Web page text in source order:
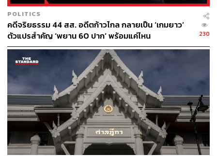
“หวังว่า 100,000 ครอบครัวนำร่องจะรู้วิธีเลี้ยงวัวได้ง่ายๆ
หวังว่าวัวตัวละ 25,000 บาท จะคลอดลูกคลอดหลานถึงเหลน
จนเต็มฟาร์ม หวังว่าราคาขายจะพุ่งสูงกว่าราคาซื้อ ความ
หวังของท่านรองนายกฯ สมศักดิ์ที่มีไอเดียนี้มากว่า 20 ปีจะ
สำเร็จได้จริงหรือไม่ ดูจากข้อเท็จจริงตรงนี้แล้วน่าจะยาก ผม
ไม่อยากอภิปรายท่านอีกเลย โดยเฉพาะกรณีไม่ไว้วางใจ” ค
ริษฐ์กล่าว
TAGS: คริษฐ์ ปานเนียม
โคแสนล้าน
ธนาคารเพื่อการเกษตรและสหกรณ์การเกษตร
เกษตรกรไทย
นโยบายรัฐบาล พรรคก้าวไกล
วัว
นโยบายรัฐบาลเศรษฐา
POLITICS
คดีจริยธรรม 44 สส. อดีตก้าวไกล กลายเป็น ‘เกมยาว’
ตัวแปรสำคัญ ‘พยาน 60 ปาก’ พร้อมแค่ไหน
230